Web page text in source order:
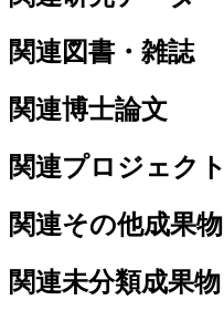
関連図書・雑誌
関連博士論文
関連プロジェクト
関連その他成果物
関連未分類成果物